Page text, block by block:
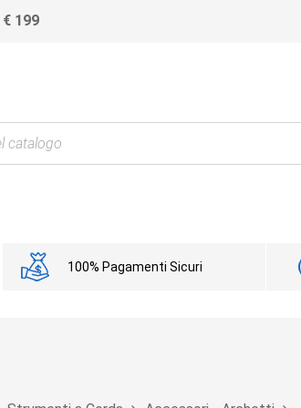
€ 199
100% Pagamenti Sicuri